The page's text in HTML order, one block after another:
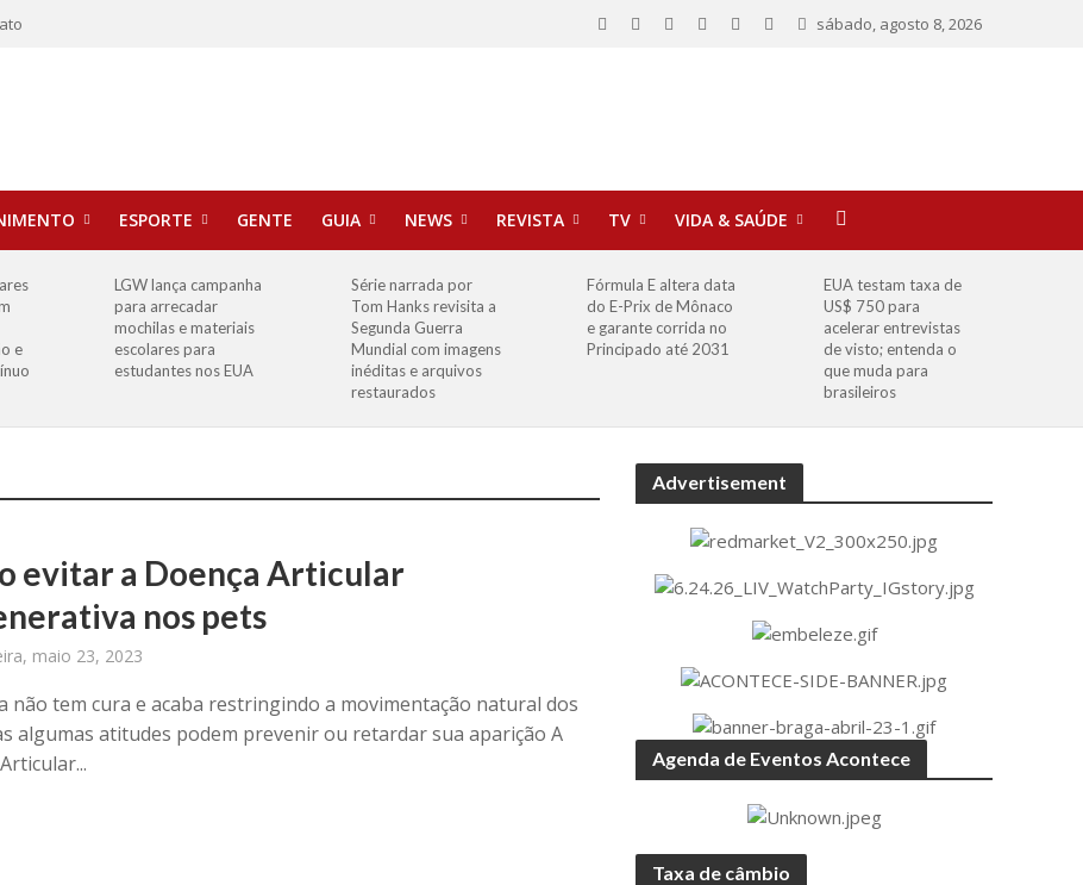
sábado, agosto 8, 2026
ESPORTE GENTE GUIA NEWS REVISTA TV VIDA & SAÚDE
e
LGW lança campanha
para arrecadar
mochilas e materiais
escolares para
estudantes nos EUA
Série narrada por
Tom Hanks revisita a
Segunda Guerra
Mundial com imagens
inéditas e arquivos
restaurados
Fórmula E altera data
do E-Prix de Mônaco
e garante corrida no
Principado até 2031
EUA testam taxa de
US$ 750 para
acelerar entrevistas
de visto; entenda o
que muda para
brasileiros
evitar a Doença Articular
nos pets
maio 23, 2023
não tem cura e acaba restringindo a movimentação natural dos
algumas atitudes podem prevenir ou retardar sua aparição A
Advertisement
Agenda de Eventos Acontece
Taxa de câmbio